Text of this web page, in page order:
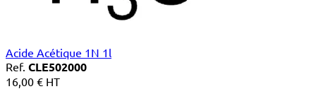
Acide Acétique 1N 1l
Ref. CLE502000
16,00 € HT